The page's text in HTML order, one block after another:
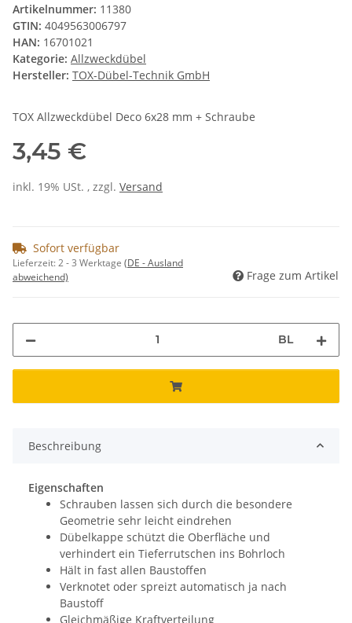
Artikelnummer: 11380
GTIN: 4049563006797
HAN: 16701021
Kategorie: Allzweckdübel
Hersteller: TOX-Dübel-Technik GmbH
TOX Allzweckdübel Deco 6x28 mm + Schraube
3,45 €
inkl. 19% USt. , zzgl. Versand
Sofort verfügbar
Lieferzeit:2 - 3 Werktage (DE - Ausland
abweichend)
Frage zum Artikel
BL
Beschreibung
Eigenschaften
Schrauben lassen sich durch die besondere
Geometrie sehr leicht eindrehen
Dübelkappe schützt die Oberfläche und
verhindert ein Tieferrutschen ins Bohrloch
Hält in fast allen Baustoffen
Verknotet oder spreizt automatisch ja nach
Baustoff
Gleichmäßige Kraftverteilung